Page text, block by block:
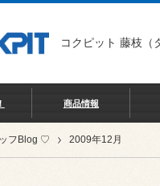
コクピット 藤枝（
商品情報
フBlog ♡ 2009年12月